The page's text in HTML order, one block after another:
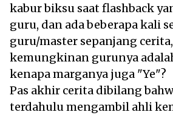
kabur biksu saat flashback
guru, dan ada beberapa kali
guru/master sepanjang
kemungkinan gurunya
kenapa marganya juga "Ye"?
Pas akhir cerita dibilang
terdahulu mengambil ahli